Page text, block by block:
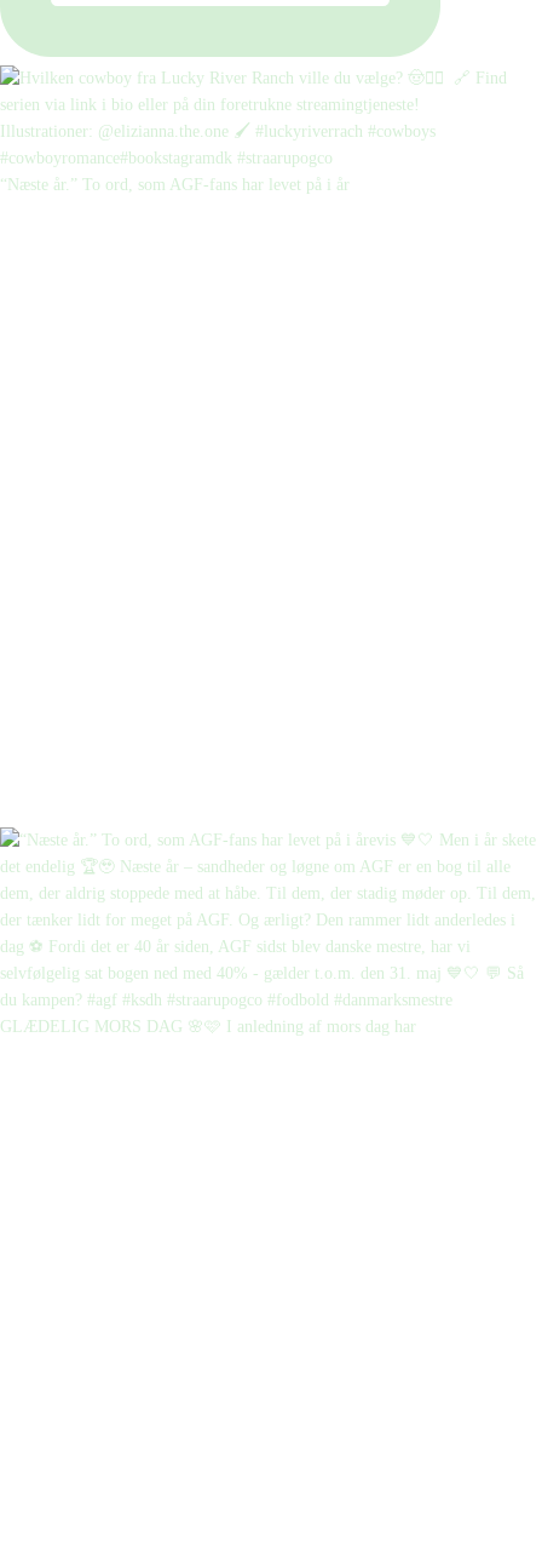
“Næste år.” To ord, som AGF-fans har levet på i år
GLÆDELIG MORS DAG 🌸🩷 I anledning af mors dag har